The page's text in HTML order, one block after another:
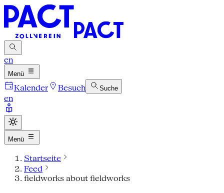
en
Menü
Kalender Besuch Suche
en
Menü
Startseite
Feed
fieldworks about fieldworks